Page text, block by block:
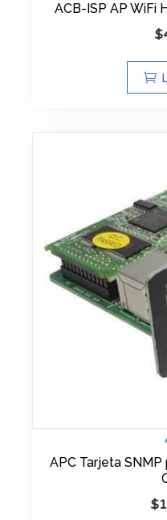
ACB-ISP AP WiFi
$
APC Tarjeta SNMP
$